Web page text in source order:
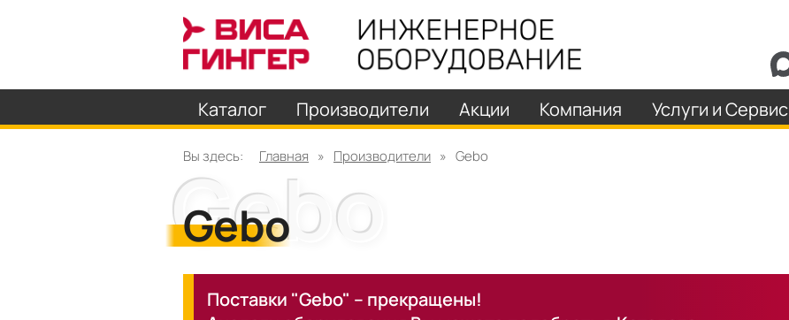
Каталог Производители Акции Компания Услуги и Сервис
Вы здесь: Главная » Производители » Gebo
Gebo
Поставки "Gebo" – прекращены!